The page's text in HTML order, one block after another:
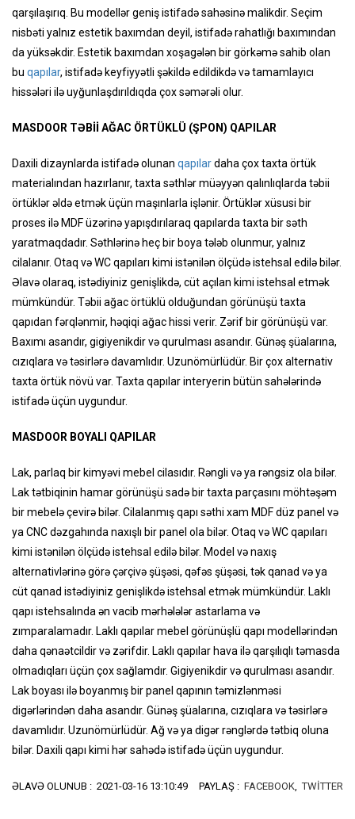
qarşılaşırıq. Bu modellər geniş istifadə sahəsinə malikdir. Seçim
nisbəti yalnız estetik baxımdan deyil, istifadə rahatlığı baxımından
da yüksəkdir. Estetik baxımdan xoşagələn bir görkəmə sahib olan
bu qapılar, istifadə keyfiyyətli şəkildə edildikdə və tamamlayıcı
hissələri ilə uyğunlaşdırıldıqda çox səmərəli olur.
MASDOOR TƏBİİ AĞAC ÖRTÜKLÜ (ŞPON) QAPILAR
Daxili dizaynlarda istifadə olunan qapılardaha çox taxta örtük
materialından hazırlanır, taxta səthlər müəyyən qalınlıqlarda təbii
örtüklər əldə etmək üçün maşınlarla işlənir. Örtüklər xüsusi bir
proses ilə MDF üzərinə yapışdırılaraq qapılarda taxta bir səth
yaratmaqdadır. Səthlərinə heç bir boya tələb olunmur, yalnız
cilalanır. Otaq və WC qapıları kimi istənilən ölçüdə istehsal edilə bilər.
Əlavə olaraq, istədiyiniz genişlikdə, cüt açılan kimi istehsal etmək
mümkündür. Təbii ağac örtüklü olduğundan görünüşü taxta
qapıdan fərqlənmir, həqiqi ağac hissi verir. Zərif bir görünüşü var.
Baxımı asandır, gigiyenikdir və qurulması asandır. Günəş şüalarına,
cızıqlara və təsirlərə davamlıdır. Uzunömürlüdür. Bir çox alternativ
taxta örtük növü var. Taxta qapılar interyerin bütün sahələrində
istifadə üçün uygundur.
MASDOOR BOYALI QAPILAR
Lak, parlaq bir kimyəvi mebel cilasıdır. Rəngli və ya rəngsiz ola bilər.
Lak tətbiqinin hamar görünüşü sadə bir taxta parçasını möhtəşəm
bir mebelə çevirə bilər. Cilalanmış qapı səthi xam MDF düz panel və
ya CNC dəzgahında naxışlı bir panel ola bilər. Otaq və WC qapıları
kimi istənilən ölçüdə istehsal edilə bilər. Model və naxış
alternativlərinə görə çərçivə şüşəsi, qəfəs şüşəsi, tək qanad və ya
cüt qanad istədiyiniz genişlikdə istehsal etmək mümkündür. Laklı
qapı istehsalında ən vacib mərhələlər astarlama və
zımparalamadır. Laklı qapılar mebel görünüşlü qapı modellərindən
daha qənaətcildir və zərifdir. Laklı qapılar hava ilə qarşılıqlı təmasda
olmadıqları üçün çox sağlamdır. Gigiyenikdir və qurulması asandır.
Lak boyası ilə boyanmış bir panel qapının təmizlənməsi
digərlərindən daha asandır. Günəş şüalarına, cızıqlara və təsirlərə
davamlıdır. Uzunömürlüdür. Ağ və ya digər rənglərdə tətbiq oluna
bilər. Daxili qapı kimi hər sahədə istifadə üçün uygundur.
ƏLAVƏ OLUNUB : 2021-03-16 13:10:49 PAYLAŞ : FACEBOOK ,TWITTER